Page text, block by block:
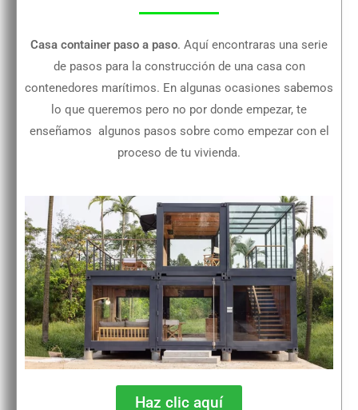
Casa container paso a paso. Aquí encontraras una serie
de pasos para la construcción de una casa con
contenedores marítimos. En algunas ocasiones sabemos
lo que queremos pero no por donde empezar, te
enseñamos algunos pasos sobre como empezar con el
proceso de tu vivienda.
Haz clic aquí